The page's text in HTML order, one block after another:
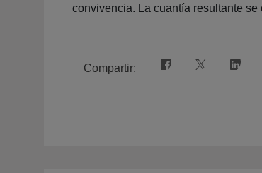
convivencia. La cuantía resultante
Compartir: